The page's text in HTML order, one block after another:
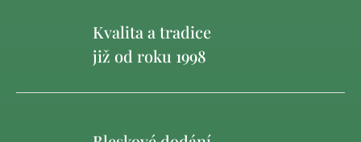
Kvalita a tradice
již od roku 1998